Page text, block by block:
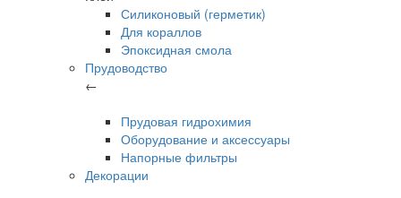
Силиконовый (герметик)
Для кораллов
Эпоксидная смола
Прудоводство
←
Прудовая гидрохимия
Оборудование и аксессуары
Напорные фильтры
Декорации